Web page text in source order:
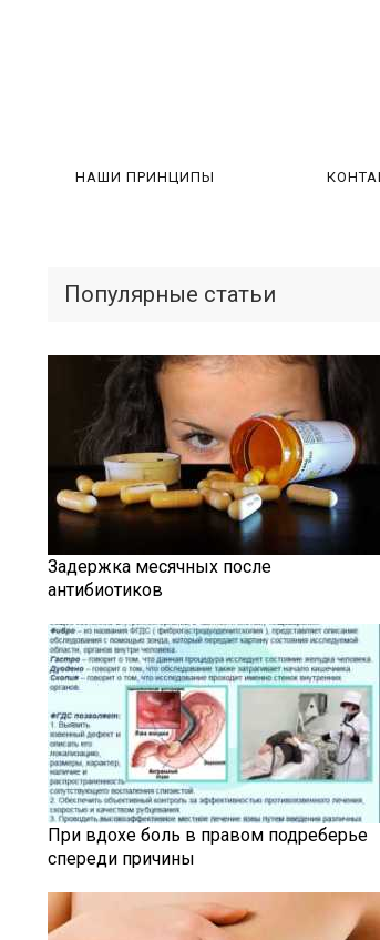
НАШИ ПРИНЦИПЫ
Популярные статьи
Задержка месячных после
антибиотиков
При вдохе боль в правом подреберье
спереди причины